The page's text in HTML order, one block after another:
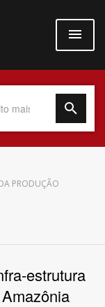
PRODUÇÃO
estrutura